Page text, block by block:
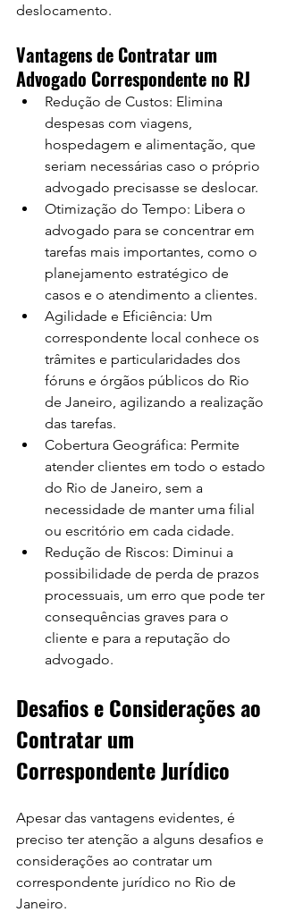
deslocamento.
Vantagens de Contratar um
Advogado Correspondente no RJ
Redução de Custos: Elimina
despesas com viagens,
hospedagem e alimentação, que
seriam necessárias caso o próprio
advogado precisasse se deslocar.
Otimização do Tempo: Libera o
advogado para se concentrar em
tarefas mais importantes, como o
planejamento estratégico de
casos e o atendimento a clientes.
Agilidade e Eficiência: Um
correspondente local conhece os
trâmites e particularidades dos
fóruns e órgãos públicos do Rio
de Janeiro, agilizando a realização
das tarefas.
Cobertura Geográfica: Permite
atender clientes em todo o estado
do Rio de Janeiro, sem a
necessidade de manter uma filial
ou escritório em cada cidade.
Redução de Riscos: Diminui a
possibilidade de perda de prazos
processuais, um erro que pode ter
consequências graves para o
cliente e para a reputação do
advogado.
Desafios e Considerações ao
Contratar um
Correspondente Jurídico
Apesar das vantagens evidentes, é
preciso ter atenção a alguns desafios e
considerações ao contratar um
correspondente jurídico no Rio de
Janeiro.